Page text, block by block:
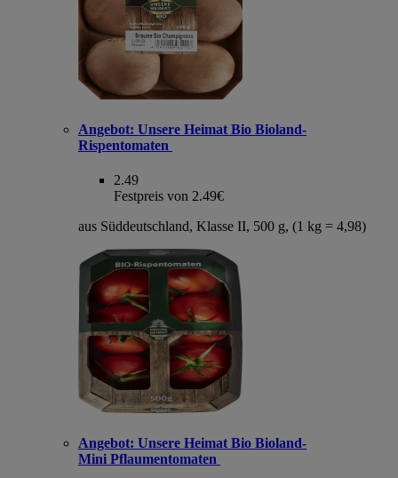
Angebot: Unsere Heimat Bio Bioland-
Rispentomaten
2.49
Festpreis von 2.49€
aus Süddeutschland, Klasse II, 500 g, (1 kg = 4,98)
Angebot: Unsere Heimat Bio Bioland-
Mini Pflaumentomaten